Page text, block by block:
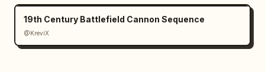
19th Century Battlefield Cannon Sequence
@KreviX